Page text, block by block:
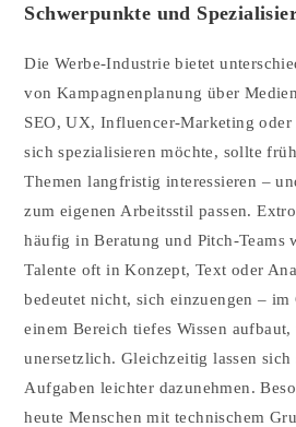
Schwerpunkte und
Die Werbe-Industrie bietet
von Kampagnenplanung über
SEO, UX, Influencer-Marketing
sich spezialisieren möchte, sollte
Themen langfristig interessieren –
zum eigenen Arbeitsstil passen.
häufig in Beratung und Pitch-Teams
Talente oft in Konzept, Text oder
bedeutet nicht, sich einzuengen – im
einem Bereich tiefes Wissen
unersetzlich. Gleichzeitig lassen sich
Aufgaben leichter dazunehmen.
heute Menschen mit technischem